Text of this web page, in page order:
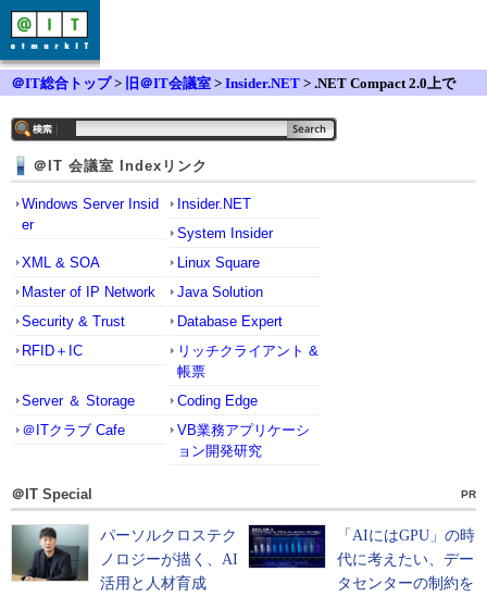
＠IT総合トップ> 旧＠IT会議室 > Insider.NET > .NET Compact 2.0上で
＠IT 会議室 Indexリンク
Windows Server Insid
er
Insider.NET
System Insider
XML & SOA
Linux Square
Master of IP Network
Java Solution
Security & Trust
Database Expert
RFID＋IC
リッチクライアント &
帳票
Server ＆ Storage
Coding Edge
＠ITクラブ Cafe
VB業務アプリケーシ
ョン開発研究
＠IT Special PR